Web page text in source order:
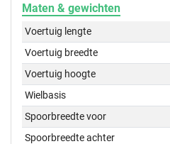
Maten & gewichten
Voertuig lengte
Voertuig breedte
Voertuig hoogte
Wielbasis
Spoorbreedte voor
Spoorbreedte achter